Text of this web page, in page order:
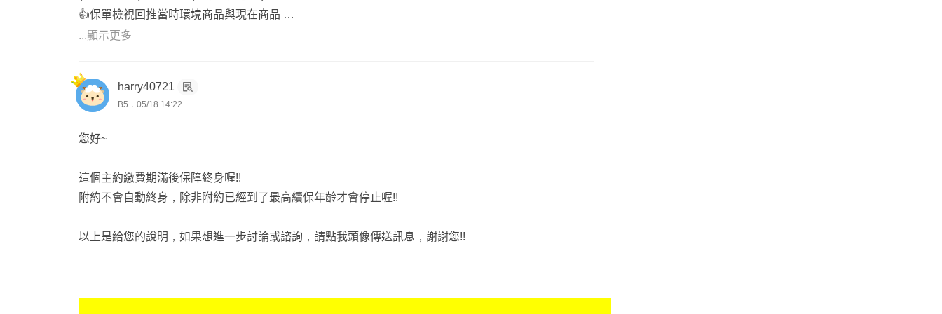
🛠️ 我們的服務優勢
✓ 核保實戰經驗｜月處理百件案件，最懂核保眉角與送件策略
✓ 理賠協助服務｜不只規劃，更陪您走完理賠流程
Step 1｜提供基本資料：年齡 + 性別 + 預算
Step 3｜收到專屬規劃建議書
👍保單檢視回推當時環境商品與現在商品
⭕ 六大保障 : 醫療、癌症、重大傷病、失能(照護)、意外、壽險。
保近不保遠、保大不保小
依預算規劃，不做灌水保單 不主動推銷、不情緒勒索、不誇大保障
低保費高保障，不輕易動舊約，以補強缺口為主
全台服務 累積上千位網路保戶諮詢經驗
...顯示更多
harry40721
B5．05/18 14:22
您好~
這個主約繳費期滿後保障終身喔!!
附約不會自動終身，除非附約已經到了最高續保年齡才會停止喔!!
以上是給您的說明，如果想進一步討論或諮詢，請點我頭像傳送訊息，謝謝您!!